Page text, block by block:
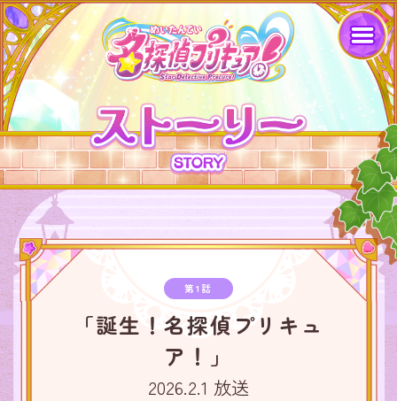
第1話
「誕生！名探偵プリキュ
ア！」
2026.2.1 放送